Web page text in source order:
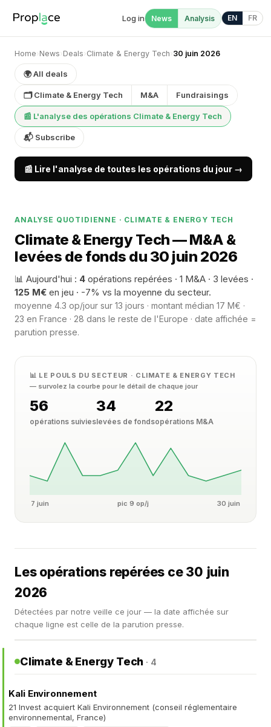
Log in News Analysis EN FR
Home› News› Deals› Climate & Energy Tech› 30 juin 2026
🌍 All deals
🗂 Climate & Energy Tech M&A Fundraisings
📰 L'analyse des opérations Climate & Energy Tech
📬 Subscribe
📰 Lire l'analyse de toutes les opérations du jour →
ANALYSE QUOTIDIENNE · CLIMATE & ENERGY TECH
Climate & Energy Tech — M&A &
levées de fonds du 30 juin 2026
📊 Aujourd'hui : 4 opérations repérées · 1 M&A · 3 levées ·
125 M€ en jeu · -7% vs la moyenne du secteur.
moyenne 4.3 op/jour sur 13 jours · montant médian 17 M€ ·
23 en France · 28 dans le reste de l'Europe · date affichée =
parution presse.
📊 LE POULS DU SECTEUR · CLIMATE & ENERGY TECH
— survolez la courbe pour le détail de chaque jour
56
opérations suivies
34
levées de fonds
22
opérations M&A
7 juin pic 9 op/j 30 juin
Les opérations repérées ce 30 juin
2026
Détectées par notre veille ce jour — la date affichée sur
chaque ligne est celle de la parution presse.
Climate & Energy Tech · 4
Kali Environnement
21 Invest acquiert Kali Environnement (conseil réglementaire
environnemental, France)